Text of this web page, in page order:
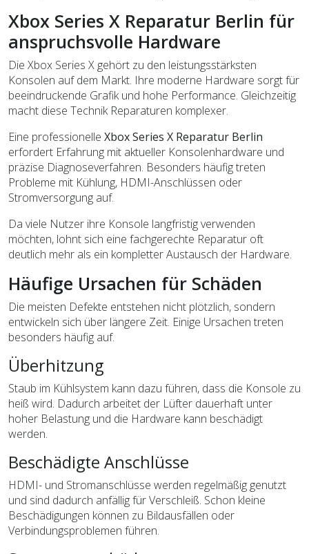
Xbox Series X Reparatur Berlin für
anspruchsvolle Hardware
Die Xbox Series X gehört zu den leistungsstärksten
Konsolen auf dem Markt. Ihre moderne Hardware sorgt für
beeindruckende Grafik und hohe Performance. Gleichzeitig
macht diese Technik Reparaturen komplexer.
Eine professionelle Xbox Series X Reparatur Berlin
erfordert Erfahrung mit aktueller Konsolenhardware und
präzise Diagnoseverfahren. Besonders häufig treten
Probleme mit Kühlung, HDMI-Anschlüssen oder
Stromversorgung auf.
Da viele Nutzer ihre Konsole langfristig verwenden
möchten, lohnt sich eine fachgerechte Reparatur oft
deutlich mehr als ein kompletter Austausch der Hardware.
Häufige Ursachen für Schäden
Die meisten Defekte entstehen nicht plötzlich, sondern
entwickeln sich über längere Zeit. Einige Ursachen treten
besonders häufig auf.
Überhitzung
Staub im Kühlsystem kann dazu führen, dass die Konsole zu
heiß wird. Dadurch arbeitet der Lüfter dauerhaft unter
hoher Belastung und die Hardware kann beschädigt
werden.
Beschädigte Anschlüsse
HDMI- und Stromanschlüsse werden regelmäßig genutzt
und sind dadurch anfällig für Verschleiß. Schon kleine
Beschädigungen können zu Bildausfällen oder
Verbindungsproblemen führen.